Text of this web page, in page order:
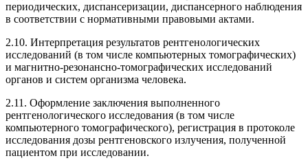
периодических, диспансеризации, диспансерного наблюдения
в соответствии с нормативными правовыми актами.
2.10. Интерпретация результатов рентгенологических
исследований (в том числе компьютерных томографических)
и магнитно-резонансно-томографических исследований
органов и систем организма человека.
2.11. Оформление заключения выполненного
рентгенологического исследования (в том числе
компьютерного томографического), регистрация в протоколе
исследования дозы рентгеновского излучения, полученной
пациентом при исследовании.